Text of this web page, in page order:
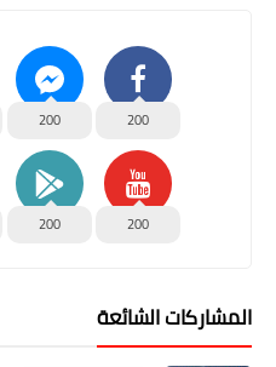
200
200
200
200
المشاركات الشائعة